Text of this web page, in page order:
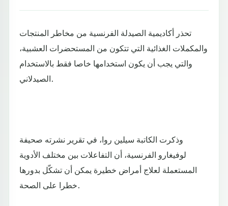
تحذر أكاديمية الصيدلة الفرنسية من مخاطر المنتجات
والمكملات الغذائية التي تتكون من المستحضرات العشبية،
والتي يجب أن يكون استخدامها خاصا فقط بالاستخدام
الصيدلاني.
وذكرت الكاتبة سيلين روا، في تقرير نشرته صحيفة
لوفيغارو الفرنسية، أن التفاعلات بين مختلف الأدوية
المستعملة لعلاج أمراض خطيرة يمكن أن تشكّل بدورها
خطرا على الصحة.